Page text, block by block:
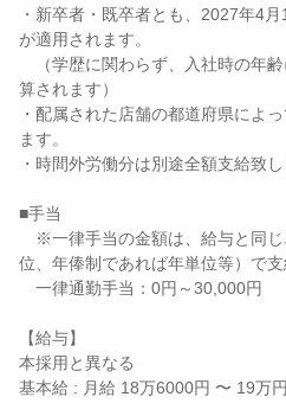
・新卒者・既卒者とも、2027年4
が適用されます。
（学歴に関わらず、入社時の年
算されます）
・配属された店舗の都道府県によ
ます。
・時間外労働分は別途全額支給致し
■手当
※一律手当の金額は、給与と同じ
位、年俸制であれば年単位等）で支
一律通勤手当：0円～30,000円
【給与】
本採用と異なる
基本給 : 月給 18万6000円 〜 19万円